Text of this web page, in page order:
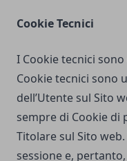
Cookie Tecnici
I Cookie tecnici
Cookie tecnici sono
dell’Utente sul Sito
sempre di Cookie
Titolare sul Sito
sessione e,